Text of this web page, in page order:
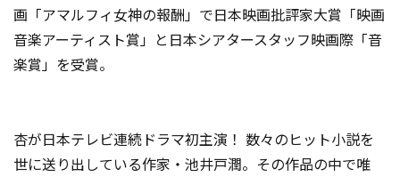
画「アマルフィ女神の報酬」で日本映画批評家大賞「映画
音楽アーティスト賞」と日本シアタースタッフ映画際「音
楽賞」を受賞。
杏が日本テレビ連続ドラマ初主演！ 数々のヒット小説を
世に送り出している作家・池井戸潤。その作品の中で唯